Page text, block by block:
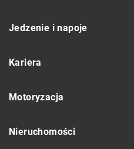
Jedzenie i napoje
Kariera
Motoryzacja
Nieruchomości